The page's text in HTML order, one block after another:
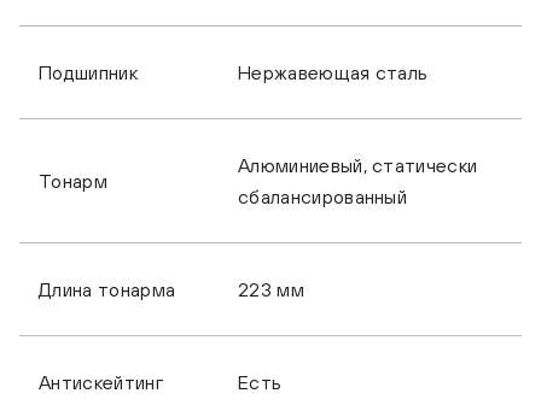
Подшипник Нержавеющая сталь
Тонарм
Алюминиевый, статически
сбалансированный
Длина тонарма 223 мм
Антискейтинг Есть